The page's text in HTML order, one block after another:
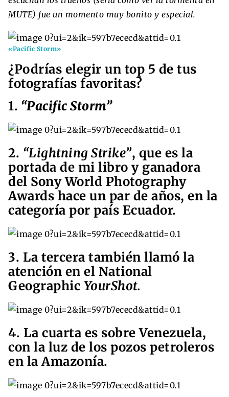
MUTE) fue un momento muy bonito y especial.
«Pacific Storm»
¿Podrías elegir un top 5 de tus
fotografías favoritas?
1. “Pacific Storm”
2. “Lightning Strike”, que es la
portada de mi libro y ganadora
del Sony World Photography
Awards hace un par de años, en la
categoría por país Ecuador.
3. La tercera también llamó la
atención en el National
Geographic YourShot.
4. La cuarta es sobre Venezuela,
con la luz de los pozos petroleros
en la Amazonía.